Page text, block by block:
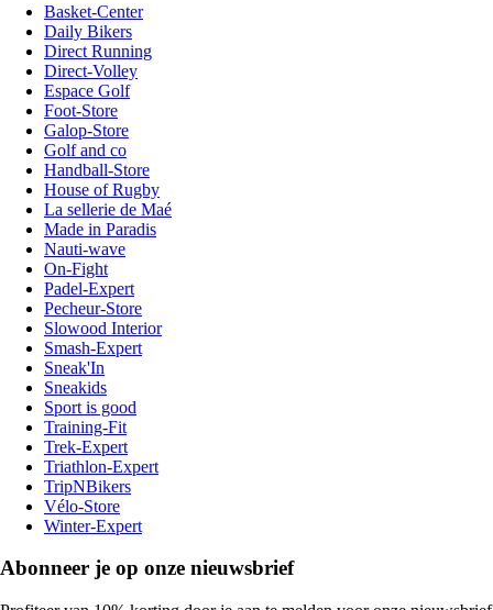
Basket-Center
Daily Bikers
Direct Running
Direct-Volley
Espace Golf
Foot-Store
Galop-Store
Golf and co
Handball-Store
House of Rugby
La sellerie de Maé
Made in Paradis
Nauti-wave
On-Fight
Padel-Expert
Pecheur-Store
Slowood Interior
Smash-Expert
Sneak'In
Sneakids
Sport is good
Training-Fit
Trek-Expert
Triathlon-Expert
TripNBikers
Vélo-Store
Winter-Expert
Abonneer je op onze nieuwsbrief